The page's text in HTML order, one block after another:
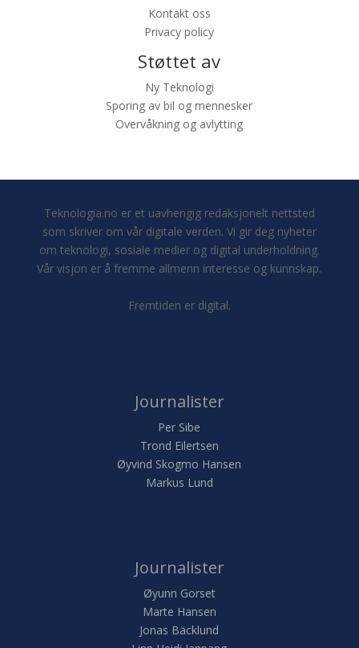
Kontakt oss
Privacy policy
Støttet av
Ny Teknologi
Sporing av bil og mennesker
Overvåkning og avlytting
Teknologia.no er et uavhengig redaksjonelt nettsted
som skriver om vår digitale verden. Vi gir deg nyheter
om teknologi, sosiale medier og digital underholdning.
Vår visjon er å fremme allmenn interesse og kunnskap.
Fremtiden er digital.
Journalister
Per Sibe
Trond Eilertsen
Øyvind Skogmo Hansen
Markus Lund
Journalister
Øyunn Gorset
Marte Hansen
Jonas Bäcklund